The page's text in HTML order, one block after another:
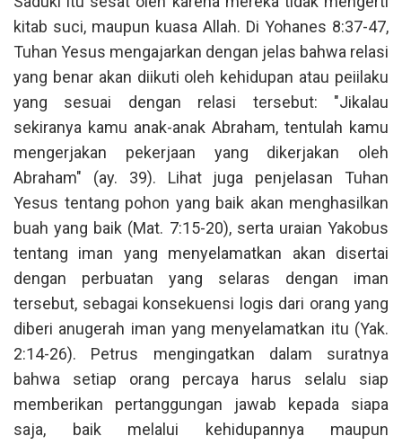
kitab suci, maupun kuasa Allah. Di Yohanes 8:37-47,
Tuhan Yesus mengajarkan dengan jelas bahwa relasi
yang benar akan diikuti oleh kehidupan atau peiilaku
yang sesuai dengan relasi tersebut: "Jikalau
sekiranya kamu anak-anak Abraham, tentulah kamu
mengerjakan pekerjaan yang dikerjakan oleh
Abraham" (ay. 39). Lihat juga penjelasan Tuhan
Yesus tentang pohon yang baik akan menghasilkan
buah yang baik (Mat. 7:15-20), serta uraian Yakobus
tentang iman yang menyelamatkan akan disertai
dengan perbuatan yang selaras dengan iman
tersebut, sebagai konsekuensi logis dari orang yang
diberi anugerah iman yang menyelamatkan itu (Yak.
2:14-26). Petrus mengingatkan dalam suratnya
bahwa setiap orang percaya harus selalu siap
memberikan pertanggungan jawab kepada siapa
saja, baik melalui kehidupannya maupun